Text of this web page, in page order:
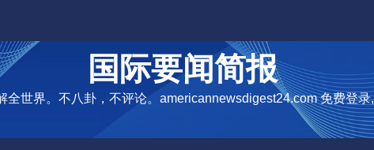
国际要闻简报
全世界。不八卦，不评论。americannewsdigest24.com 免费登录